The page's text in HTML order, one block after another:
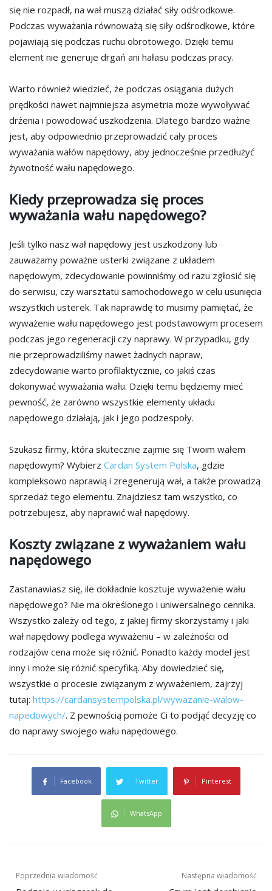
się nie rozpadł, na wał muszą działać siły odśrodkowe.
Podczas wyważania równoważą się siły odśrodkowe, które
pojawiają się podczas ruchu obrotowego. Dzięki temu
element nie generuje drgań ani hałasu podczas pracy.
Warto również wiedzieć, że podczas osiągania dużych
prędkości nawet najmniejsza asymetria może wywoływać
drżenia i powodować uszkodzenia. Dlatego bardzo ważne
jest, aby odpowiednio przeprowadzić cały proces
wyważania wałów napędowy, aby jednocześnie przedłużyć
żywotność wału napędowego.
Kiedy przeprowadza się proces
wyważania wału napędowego?
Jeśli tylko nasz wał napędowy jest uszkodzony lub
zauważamy poważne usterki związane z układem
napędowym, zdecydowanie powinniśmy od razu zgłosić się
do serwisu, czy warsztatu samochodowego w celu usunięcia
wszystkich usterek. Tak naprawdę to musimy pamiętać, że
wyważenie wału napędowego jest podstawowym procesem
podczas jego regeneracji czy naprawy. W przypadku, gdy
nie przeprowadziliśmy nawet żadnych napraw,
zdecydowanie warto profilaktycznie, co jakiś czas
dokonywać wyważania wału. Dzięki temu będziemy mieć
pewność, że zarówno wszystkie elementy układu
napędowego działają, jak i jego podzespoły.
Szukasz firmy, która skutecznie zajmie się Twoim wałem
napędowym? Wybierz Cardan System Polska, gdzie
kompleksowo naprawią i zregenerują wał, a także prowadzą
sprzedaż tego elementu. Znajdziesz tam wszystko, co
potrzebujesz, aby naprawić wał napędowy.
Koszty związane z wyważaniem wału
napędowego
Zastanawiasz się, ile dokładnie kosztuje wyważenie wału
napędowego? Nie ma określonego i uniwersalnego cennika.
Wszystko zależy od tego, z jakiej firmy skorzystamy i jaki
wał napędowy podlega wyważeniu – w zależności od
rodzajów cena może się różnić. Ponadto każdy model jest
inny i może się różnić specyfiką. Aby dowiedzieć się,
wszystkie o procesie związanym z wyważeniem, zajrzyj
tutaj: https://cardansystempolska.pl/wywazanie-walow-
napedowych/. Z pewnością pomoże Ci to podjąć decyzję co
do naprawy swojego wału napędowego.
Facebook Twitter Pinterest
WhatsApp
Nawigacja
Poprzednia wiadomość Następna wiadomość